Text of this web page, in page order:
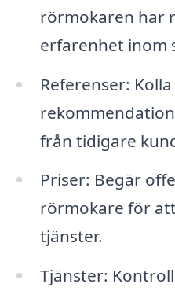
rörmokaren har
erfarenhet inom
Referenser:
från tidigare
Priser: Begär
rörmokare för
tjänster.
Tjänster: